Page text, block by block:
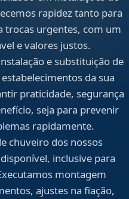
rapidez tanto para
trocas urgentes, com um
e valores justos.
e substituição de
da sua
praticidade, segurança
seja para prevenir
rapidamente.
chuveiro dos nossos
inclusive para
montagem
ajustes na fiação,